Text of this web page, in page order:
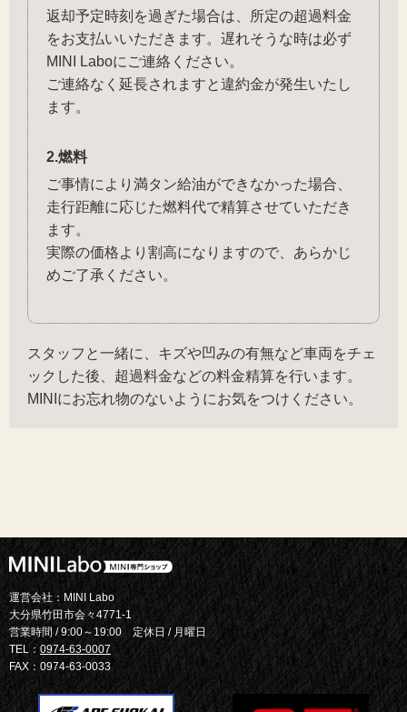
返却予定時刻を過ぎた場合は、所定の超過料金
をお支払いいただきます。遅れそうな時は必ず
MINI Laboにご連絡ください。
ご連絡なく延長されますと違約金が発生いたし
ます。
2.燃料
ご事情により満タン給油ができなかった場合、
走行距離に応じた燃料代で精算させていただき
ます。
実際の価格より割高になりますので、あらかじ
めご了承ください。
スタッフと一緒に、キズや凹みの有無など車両をチェ
ックした後、超過料金などの料金精算を行います。
MINIにお忘れ物のないようにお気をつけください。
運営会社：MINI Labo
大分県竹田市会々4771-1
営業時間 / 9:00～19:00 定休日 / 月曜日
TEL： 0974-63-0007
FAX：0974-63-0033